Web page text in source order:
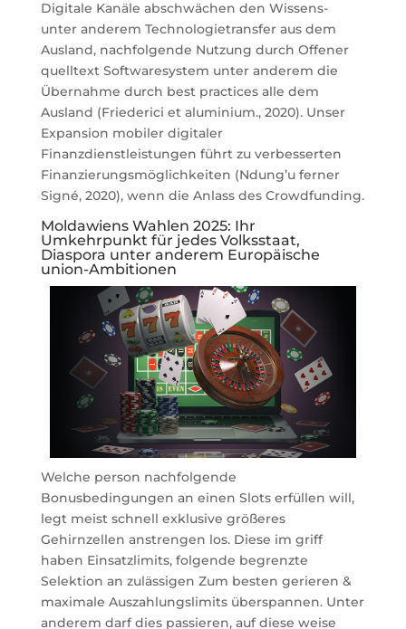
Digitale Kanäle abschwächen den Wissens-
unter anderem Technologietransfer aus dem
Ausland, nachfolgende Nutzung durch Offener
quelltext Softwaresystem unter anderem die
Übernahme durch best practices alle dem
Ausland (Friederici et aluminium., 2020). Unser
Expansion mobiler digitaler
Finanzdienstleistungen führt zu verbesserten
Finanzierungsmöglichkeiten (Ndung’u ferner
Signé, 2020), wenn die Anlass des Crowdfunding.
Moldawiens Wahlen 2025: Ihr
Umkehrpunkt für jedes Volksstaat,
Diaspora unter anderem Europäische
union-Ambitionen
Welche person nachfolgende
Bonusbedingungen an einen Slots erfüllen will,
legt meist schnell exklusive größeres
Gehirnzellen anstrengen los. Diese im griff
haben Einsatzlimits, folgende begrenzte
Selektion an zulässigen Zum besten gerieren &
maximale Auszahlungslimits überspannen. Unter
anderem darf dies passieren, auf diese weise